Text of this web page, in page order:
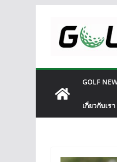
content
GOLF
เกี่ยวกับเรา